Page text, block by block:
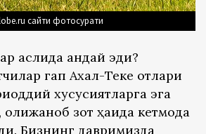
сайти фотосурати
аслида қандай эди?
гап Ахал-Теке отлари
хусусиятларга эга
зот ҳақида кетмоқда
Бизнинг давримизда